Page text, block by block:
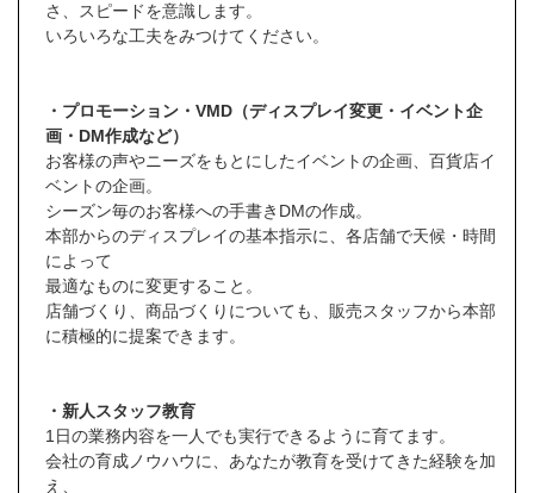
さ、スピードを意識します。
いろいろな工夫をみつけてください。
・プロモーション・VMD（ディスプレイ変更・イベント企
画・DM作成など）
お客様の声やニーズをもとにしたイベントの企画、百貨店イ
ベントの企画。
シーズン毎のお客様への手書きDMの作成。
本部からのディスプレイの基本指示に、各店舗で天候・時間
によって
最適なものに変更すること。
店舗づくり、商品づくりについても、販売スタッフから本部
に積極的に提案できます。
・新人スタッフ教育
1日の業務内容を一人でも実行できるように育てます。
会社の育成ノウハウに、あなたが教育を受けてきた経験を加
え、